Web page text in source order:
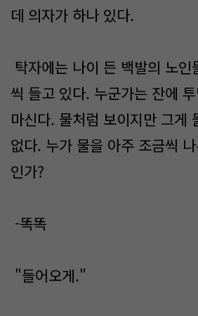
데 의자가 하나 있다.
탁자에는 나이 든 백발의 노인
씩 들고 있다. 누군가는 잔에
마신다. 물처럼 보이지만 그게
없다. 누가 물을 아주 조금씩
인가?
-똑똑
"들어오게."